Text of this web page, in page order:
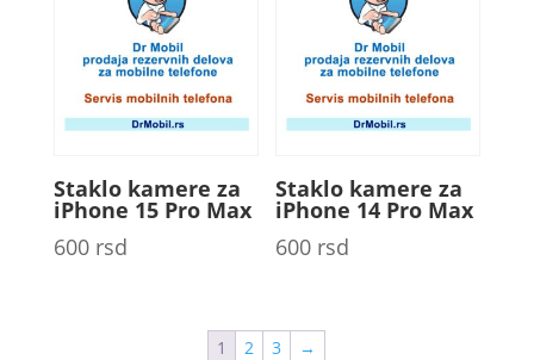
Staklo kamere za
iPhone 15 Pro Max
600 rsd
Staklo kamere za
iPhone 14 Pro Max
600 rsd
1 2 3 →